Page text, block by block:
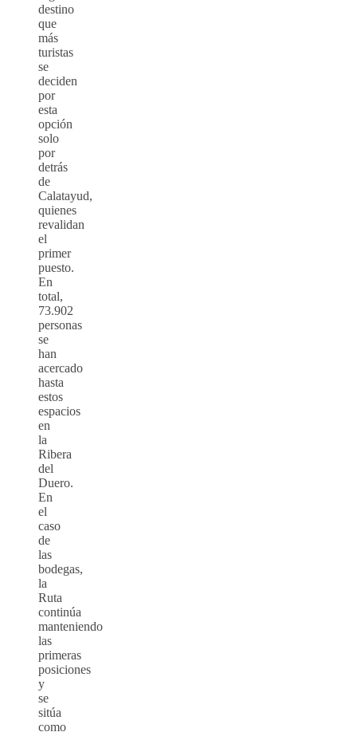
destino
que
más
turistas
se
deciden
por
esta
opción
solo
por
detrás
de
Calatayud,
quienes
revalidan
el
primer
puesto.
En
total,
73.902
personas
se
han
acercado
hasta
estos
espacios
en
la
Ribera
del
Duero.
En
el
caso
de
las
bodegas,
la
Ruta
continúa
manteniendo
las
primeras
posiciones
y
se
sitúa
como